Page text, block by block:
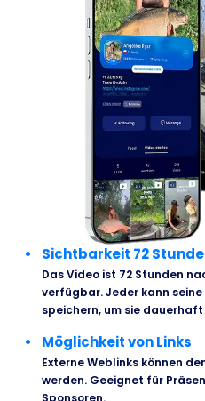
Sichtbarkeit 72
Das Video ist 72 Stunden
verfügbar. Jeder kann
speichern, um sie
Möglichkeit von Links
Externe Weblinks können
werden. Geeignet für